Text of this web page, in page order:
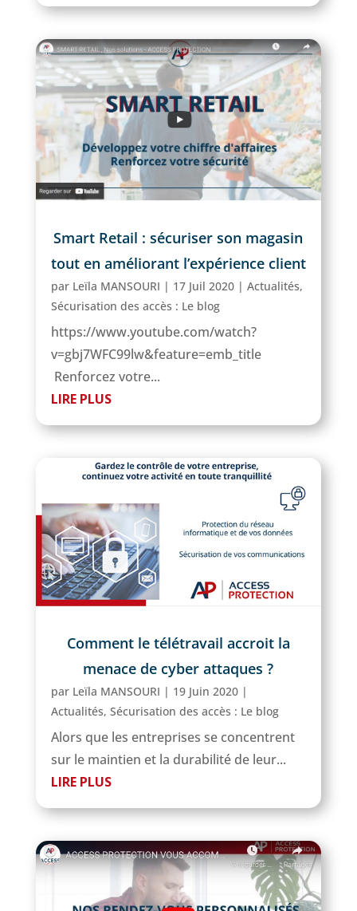
Smart Retail : sécuriser son magasin
tout en améliorant l’expérience client
par Leïla MANSOURI | 17 Juil 2020| Actualités,
Sécurisation des accès : Le blog
https://www.youtube.com/watch?
v=gbj7WFC99lw&feature=emb_title
Renforcez votre...
LIRE PLUS
Comment le télétravail accroit la
menace de cyber attaques ?
par Leïla MANSOURI | 19 Juin 2020|
Actualités, Sécurisation des accès : Le blog
Alors que les entreprises se concentrent
sur le maintien et la durabilité de leur...
LIRE PLUS